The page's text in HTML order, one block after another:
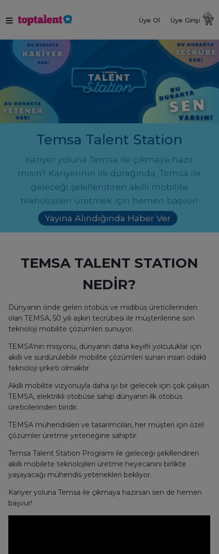
Üye Ol Üye Girişi
Temsa Talent Station
Kariyer yoluna Temsa ile çıkmaya hazır
mısın? Kariyerinin ilk durağında, Temsa ile
geleceği şekillendiren akıllı mobilite
teknolojileri üretmek için hemen başvur!
Yayına Alındığında Haber Ver
TEMSA TALENT STATION
NEDİR?
Dünyanın önde gelen otobüs ve midibüs üreticilerinden
olan TEMSA, 50 yılı aşkın tecrübesi ile müşterilerine son
teknoloji mobilite çözümleri sunuyor.
TEMSA'nın misyonu, dünyanın daha keyifli yolculuklar için
akıllı ve sürdürülebilir mobilite çözümleri sunan insan odaklı
teknoloji şirketi olmaktır.
Akıllı mobilite vizyonuyla daha iyi bir gelecek için çok çalışan
TEMSA, elektrikli otobüse sahip dünyanın ilk otobüs
üreticilerinden biridir.
TEMSA mühendisleri ve tasarımcıları, her müşteri için özel
çözümler üretme yeteneğine sahiptir.
Temsa Talent Station Programı ile geleceği şekillendiren
akıllı mobilete teknolojileri üretme heyecanını birlikte
yaşayacağı mühendis yetenekleri bekliyor.
Kariyer yoluna Temsa ile çıkmaya hazırsan sen de hemen
başvur!